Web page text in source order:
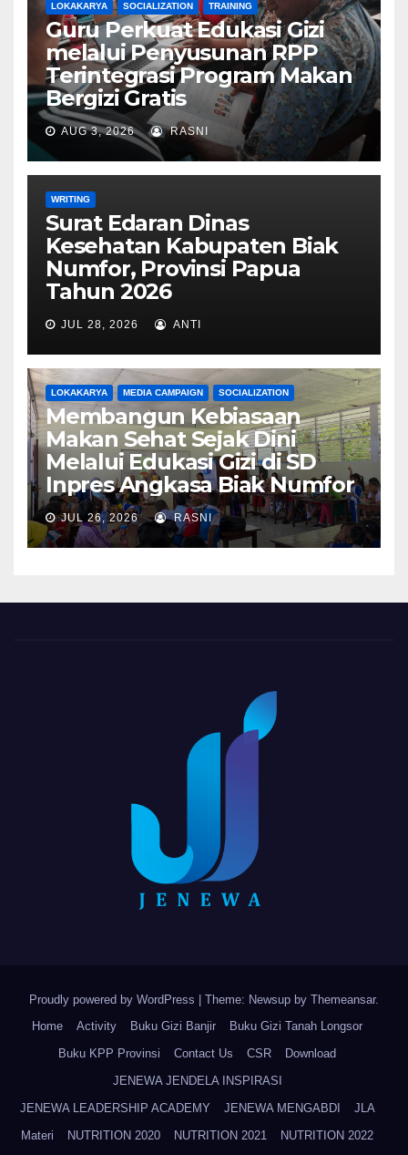
LOKAKARYA SOCIALIZATION TRAINING
Guru Perkuat Edukasi Gizi
melalui Penyusunan RPP
Terintegrasi Program Makan
Bergizi Gratis
AUG 3, 2026 RASNI
WRITING
Surat Edaran Dinas
Kesehatan Kabupaten Biak
Numfor, Provinsi Papua
Tahun 2026
JUL 28, 2026 ANTI
LOKAKARYA MEDIA CAMPAIGN SOCIALIZATION
Membangun Kebiasaan
Makan Sehat Sejak Dini
Melalui Edukasi Gizi di SD
Inpres Angkasa Biak Numfor
JUL 26, 2026 RASNI
Proudly powered by WordPress Theme: Newsup by Themeansar.
Home
Activity Buku Gizi Banjir
Buku Gizi Tanah Longsor
Buku KPP Provinsi
Contact Us CSR
Download
JENEWA JENDELA INSPIRASI
JENEWA LEADERSHIP ACADEMY
JENEWA MENGABDI
JLA
Materi
NUTRITION 2020 NUTRITION 2021 NUTRITION 2022